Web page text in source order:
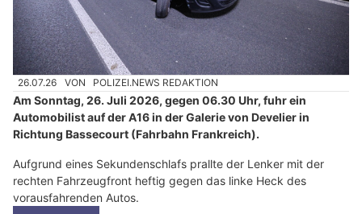
26.07.26 VON POLIZEI.NEWS REDAKTION
Am Sonntag, 26. Juli 2026, gegen 06.30 Uhr, fuhr ein
Automobilist auf der A16 in der Galerie von Develier in
Richtung Bassecourt (Fahrbahn Frankreich).
Aufgrund eines Sekundenschlafs prallte der Lenker mit der
rechten Fahrzeugfront heftig gegen das linke Heck des
vorausfahrenden Autos.